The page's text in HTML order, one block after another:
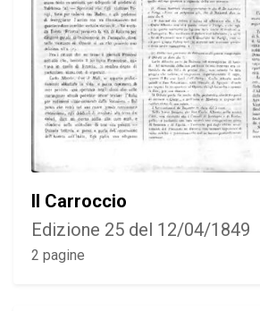
Il Carroccio
Edizione 25 del 12/04/1849
2 pagine